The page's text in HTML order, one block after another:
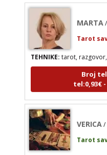
TEHNIKE:
tel:0,93€
Tarot
TEHNIKE:tarot,
Broj
Tarot
TEHNIKE:tarot, razgovor,
Broj
tel:0,93€
Tarot
TEHNIKE:tarot, razgovori